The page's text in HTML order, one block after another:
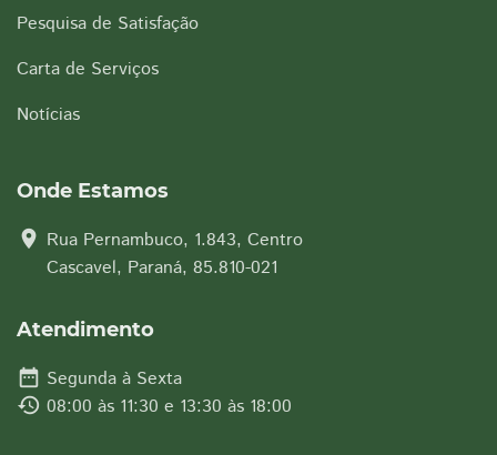
Pesquisa de Satisfação
Carta de Serviços
Notícias
Onde Estamos
location_on Rua Pernambuco, 1.843, Centro
Cascavel, Paraná, 85.810-021
Atendimento
date_range Segunda à Sexta
history 08:00 às 11:30 e 13:30 às 18:00